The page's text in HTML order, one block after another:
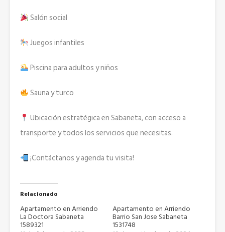
Salón social
Juegos infantiles
Piscina para adultos y niños
Sauna y turco
Ubicación estratégica en Sabaneta, con acceso a
transporte y todos los servicios que necesitas.
¡Contáctanos y agenda tu visita!
Relacionado
Apartamento en Arriendo
La Doctora Sabaneta
1589321
Apartamento en Arriendo
Barrio San Jose Sabaneta
1531748